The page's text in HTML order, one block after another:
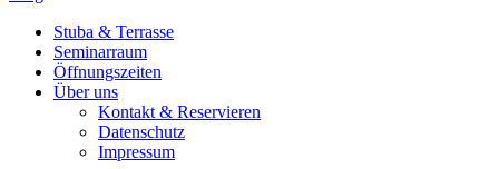
Stuba & Terrasse
Seminarraum
Öffnungszeiten
Über uns
Kontakt & Reservieren
Datenschutz
Impressum